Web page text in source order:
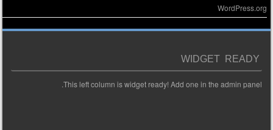
WordPress.org
WIDGET READY
This left column is widget ready! Add one in the admin panel.